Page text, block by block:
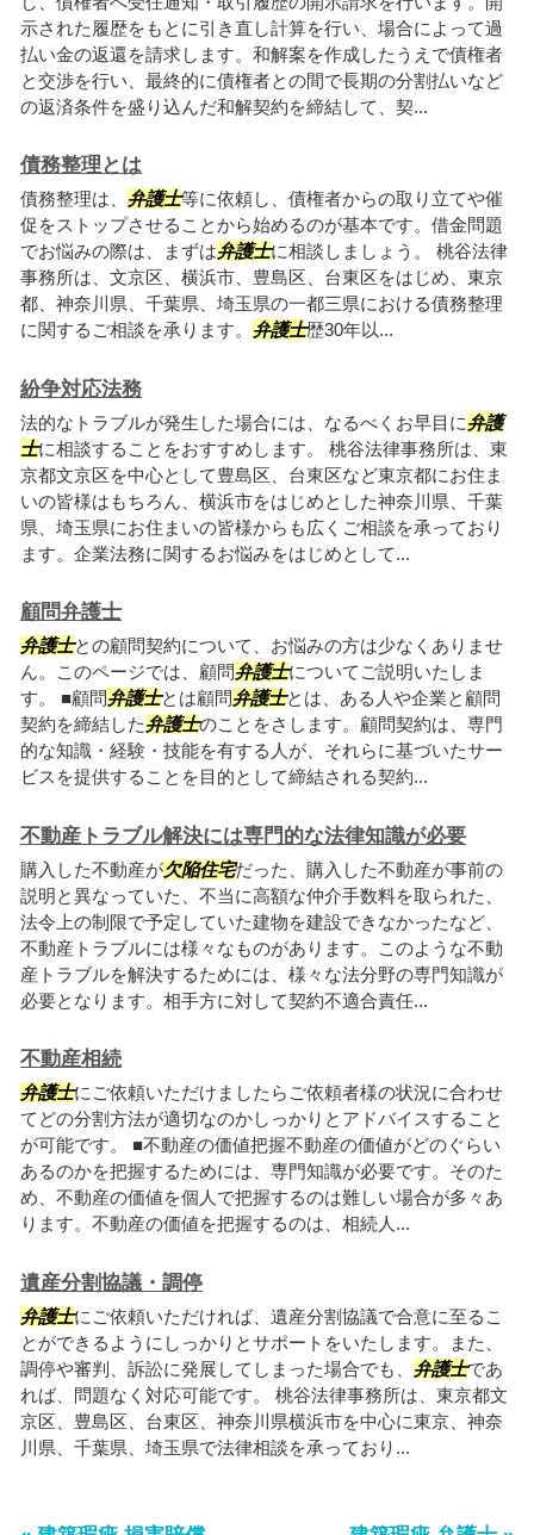
示された履歴をもとに引き直し計算を行い、場合によって過
払い金の返還を請求します。和解案を作成したうえで債権者
と交渉を行い、最終的に債権者との間で長期の分割払いなど
の返済条件を盛り込んだ和解契約を締結して、契...
債務整理とは
債務整理は、 弁護士等に依頼し、債権者からの取り立てや催
促をストップさせることから始めるのが基本です。借金問題
でお悩みの際は、まずは弁護士に相談しましょう。 桃谷法律
事務所は、文京区、横浜市、豊島区、台東区をはじめ、東京
都、神奈川県、千葉県、埼玉県の一都三県における債務整理
に関するご相談を承ります。 弁護士歴30年以...
紛争対応法務
法的なトラブルが発生した場合には、なるべくお早目に弁護
士に相談することをおすすめします。 桃谷法律事務所は、東
京都文京区を中心として豊島区、台東区など東京都にお住ま
いの皆様はもちろん、横浜市をはじめとした神奈川県、千葉
県、埼玉県にお住まいの皆様からも広くご相談を承っており
ます。企業法務に関するお悩みをはじめとして...
顧問弁護士
弁護士との顧問契約について、お悩みの方は少なくありませ
ん。このページでは、顧問弁護士についてご説明いたしま
す。 ■顧問弁護士とは顧問弁護士とは、ある人や企業と顧問
契約を締結した弁護士のことをさします。顧問契約は、専門
的な知識・経験・技能を有する人が、それらに基づいたサー
ビスを提供することを目的として締結される契約...
不動産トラブル解決には専門的な法律知識が必要
購入した不動産が欠陥住宅だった、購入した不動産が事前の
説明と異なっていた、不当に高額な仲介手数料を取られた、
法令上の制限で予定していた建物を建設できなかったなど、
不動産トラブルには様々なものがあります。このような不動
産トラブルを解決するためには、様々な法分野の専門知識が
必要となります。相手方に対して契約不適合責任...
不動産相続
弁護士にご依頼いただけましたらご依頼者様の状況に合わせ
てどの分割方法が適切なのかしっかりとアドバイスすること
が可能です。 ■不動産の価値把握不動産の価値がどのぐらい
あるのかを把握するためには、専門知識が必要です。そのた
め、不動産の価値を個人で把握するのは難しい場合が多々あ
ります。不動産の価値を把握するのは、相続人...
遺産分割協議・調停
弁護士にご依頼いただければ、遺産分割協議で合意に至るこ
とができるようにしっかりとサポートをいたします。また、
調停や審判、訴訟に発展してしまった場合でも、 弁護士であ
れば、問題なく対応可能です。 桃谷法律事務所は、東京都文
京区、豊島区、台東区、神奈川県横浜市を中心に東京、神奈
川県、千葉県、埼玉県で法律相談を承っており...